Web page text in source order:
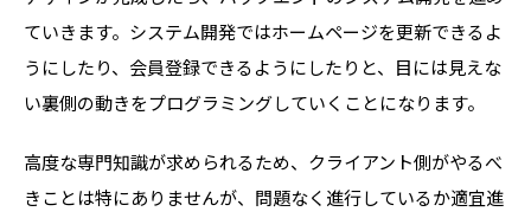
ていきます。システム開発ではホームページを更新できるよ
うにしたり、会員登録できるようにしたりと、目には見えな
い裏側の動きをプログラミングしていくことになります。
高度な専門知識が求められるため、クライアント側がやるべ
きことは特にありませんが、問題なく進行しているか適宜進